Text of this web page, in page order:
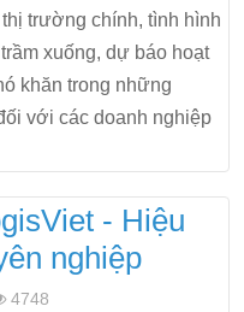
trường chính, tình hình
xuống, dự báo hoạt
khăn trong những
với các doanh nghiệp
- Hiệu
nghiệp
4748